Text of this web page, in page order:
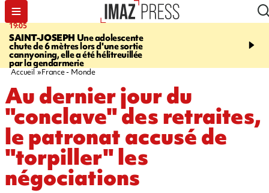
19:05
SAINT-JOSEPH Une adolescente
chute de 6 mètres lors d'une sortie
cannyoning, elle a été hélitreuillée
par la gendarmerie
20:44
rouée de coups,
Accueil France - Monde
Au dernier jour du
"conclave" des retraites,
le patronat accusé de
"torpiller" les
négociations